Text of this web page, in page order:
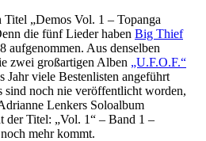
„Demos Vol. 1 – Topanga
die fünf Lieder haben Big Thief
aufgenommen. Aus denselben
zwei großartigen Alben „U.F.O.F.“
Jahr viele Bestenlisten angeführt
sind noch nie veröffentlicht worden,
Lenkers Soloalbum
der Titel: „Vol. 1“ – Band 1 –
mehr kommt.